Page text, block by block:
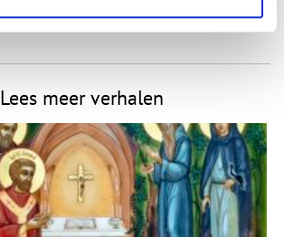
Lees meer verhalen